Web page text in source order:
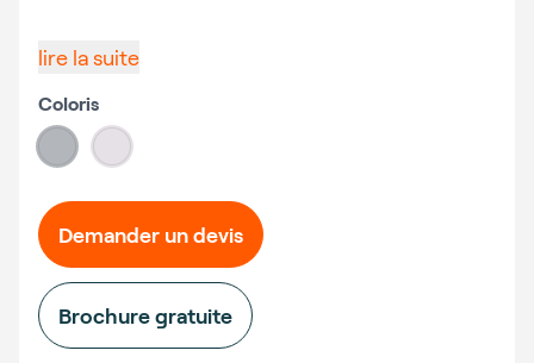
lire la suite
Coloris
Choose a color
#b3b7bb#e5e1e6
Demander un devis
Brochure gratuite